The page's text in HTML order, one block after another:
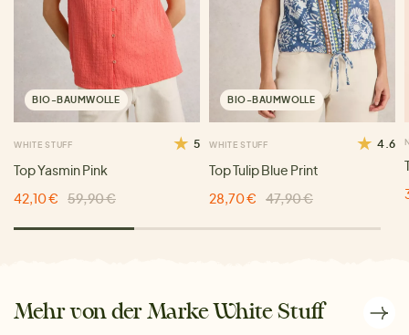
BIO-BAUMWOLLE
WHITE STUFF 5
Top Yasmin Pink
42,10 €
59,90 €
BIO-BAUMWOLLE
WHITE STUFF 4.6
Top Tulip Blue Print
28,70 €
47,90 €
Mehr von der Marke White Stuff